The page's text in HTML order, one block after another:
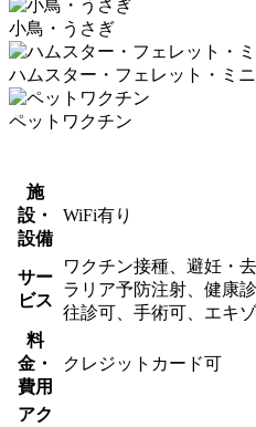
小鳥・うさぎ
ハムスター・フェレット・ミ
ペットワクチン
施
設・
設備
WiFi有り
サー
ビス
ワクチン接種、避妊・
ラリア予防注射、健康
往診可、手術可、エキ
料
金・
費用
クレジットカード可
アク